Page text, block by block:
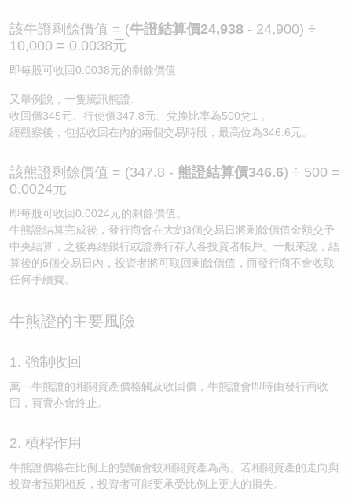
該牛證剩餘價值 = (牛證結算價24,938 - 24,900) ÷
10,000 = 0.0038元
即每股可收回0.0038元的剩餘價值
又舉例說，一隻騰訊熊證:
收回價345元、行使價347.8元、兌換比率為500兌1 。
經觀察後，包括收回在內的兩個交易時段，最高位為346.6元。
該熊證剩餘價值 = (347.8 - 熊證結算價346.6) ÷ 500 =
0.0024元
即每股可收回0.0024元的剩餘價值。
牛熊證結算完成後，發行商會在大約3個交易日將剩餘價值金額交予
中央結算，之後再經銀行或證券行存入各投資者帳戶。一般來說，結
算後的5個交易日內，投資者將可取回剩餘價值，而發行商不會收取
任何手續費。
牛熊證的主要風險
1. 強制收回
萬一牛熊證的相關資產價格觸及收回價，牛熊證會即時由發行商收
回，買賣亦會終止。
2. 槓桿作用
牛熊證價格在比例上的變幅會較相關資產為高。若相關資產的走向與
投資者預期相反，投資者可能要承受比例上更大的損失。